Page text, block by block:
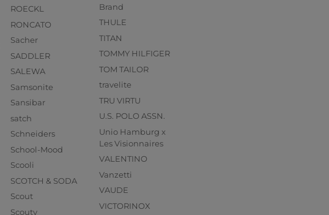
ROECKL
RONCATO
Sacher
SADDLER
SALEWA
Samsonite
Sansibar
satch
Schneiders
School-Mood
Scooli
SCOTCH & SODA
Scout
Scouty
Brand
THULE
TITAN
TOMMY HILFIGER
TOM TAILOR
travelite
TRU VIRTU
U.S. POLO ASSN.
Unio Hamburg x
Les Visionnaires
VALENTINO
Vanzetti
VAUDE
VICTORINOX